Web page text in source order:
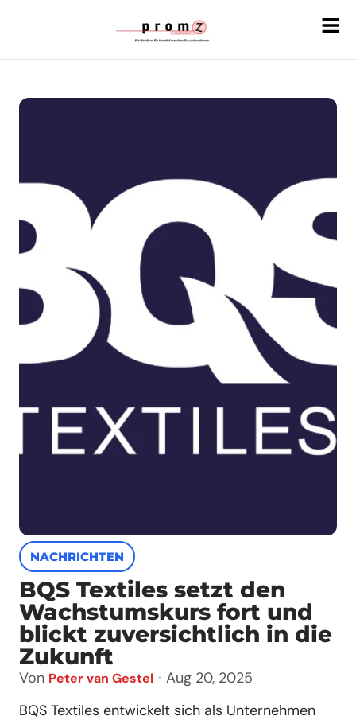
NACHRICHTEN
BQS Textiles setzt den
Wachstumskurs fort und
blickt zuversichtlich in die
Zukunft
Von Peter van Gestel • Aug 20, 2025
BQS Textiles entwickelt sich als Unternehmen